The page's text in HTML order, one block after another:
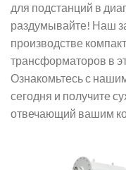
для подстанций в
раздумывайте! Наш
производстве
трансформаторов в
Ознакомьтесь с
сегодня и получите
отвечающий вашим